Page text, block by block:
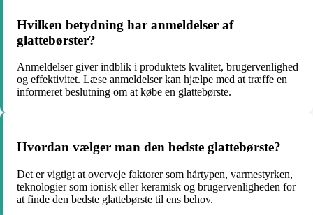
Hvilken betydning har anmeldelser af
glattebørster?
Anmeldelser giver indblik i produktets kvalitet, brugervenlighed
og effektivitet. Læse anmeldelser kan hjælpe med at træffe en
informeret beslutning om at købe en glattebørste.
Hvordan vælger man den bedste glattebørste?
Det er vigtigt at overveje faktorer som hårtypen, varmestyrken,
teknologier som ionisk eller keramisk og brugervenligheden for
at finde den bedste glattebørste til ens behov.